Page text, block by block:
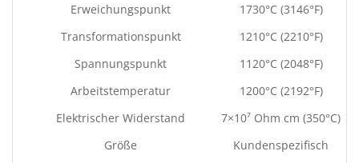
Erweichungspunkt
1730°C (3146°F)
Transformationspunkt
1210°C (2210°F)
Spannungspunkt
1120°C (2048°F)
Arbeitstemperatur
1200°C (2192°F)
Elektrischer Widerstand
7×10⁷ Ohm cm (350°C)
Größe
Kundenspezifisch